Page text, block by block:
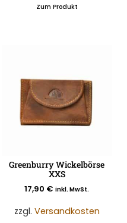
Zum Produkt
Greenburry Wickelbörse
XXS
17,90 € inkl. MwSt.
zzgl. Versandkosten